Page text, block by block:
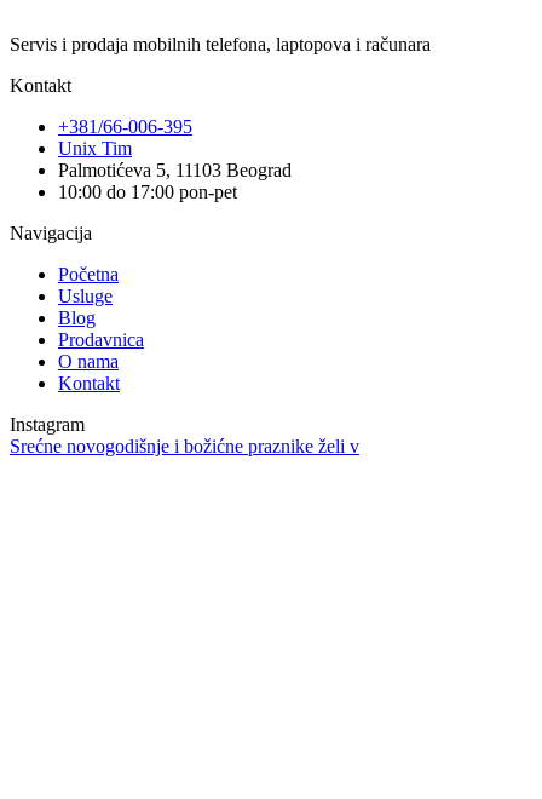
Servis i prodaja mobilnih telefona, laptopova i računara
Kontakt
+381/66-006-395
Unix Tim
Palmotićeva 5, 11103 Beograd
10:00 do 17:00 pon-pet
Navigacija
Početna
Usluge
Blog
Prodavnica
O nama
Kontakt
Instagram
Srećne novogodišnje i božićne praznike želi v